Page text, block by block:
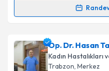
Randevu Takvimi
Op. Dr. Hülya Çiçekiçin
oluşturun. Size bu
takvim hazırlandığında
Op. Dr. Hasan
Kadın Hastalıkları
Trabzon, Merkez